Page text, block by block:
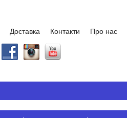
Доставка Контакти Про нас